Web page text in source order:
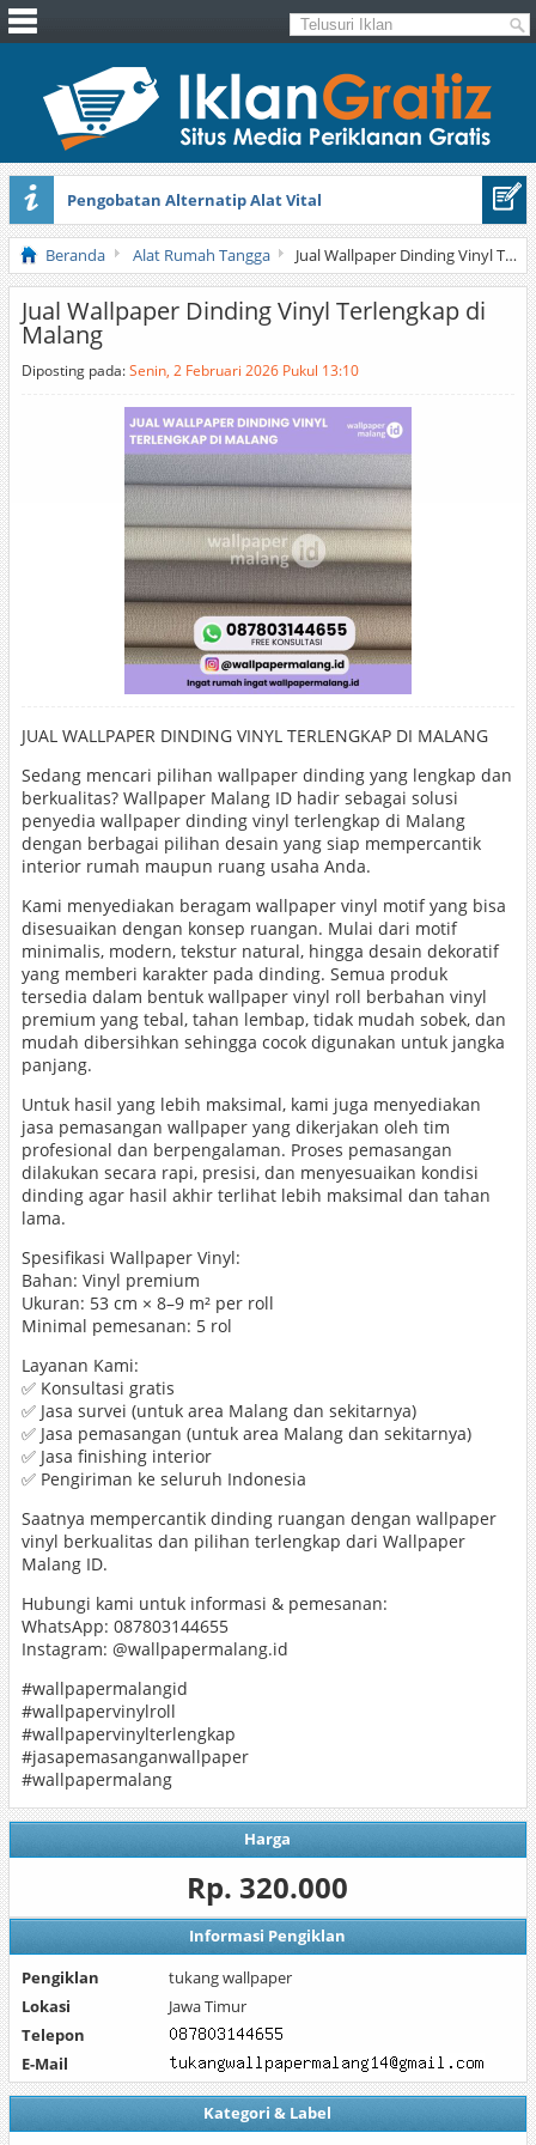
Pengobatan Alternatip Alat Vital
Pita Cantik Pesona
Beranda Alat Rumah Tangga Jual Wallpaper Dinding Vinyl Terlengkap di Malang
Jual Wallpaper Dinding Vinyl Terlengkap di
Malang
Diposting pada:Senin, 2 Februari 2026 Pukul 13:10
JUAL WALLPAPER DINDING VINYL TERLENGKAP DI MALANG
Sedang mencari pilihan wallpaper dinding yang lengkap dan
berkualitas? Wallpaper Malang ID hadir sebagai solusi
penyedia wallpaper dinding vinyl terlengkap di Malang
dengan berbagai pilihan desain yang siap mempercantik
interior rumah maupun ruang usaha Anda.
Kami menyediakan beragam wallpaper vinyl motif yang bisa
disesuaikan dengan konsep ruangan. Mulai dari motif
minimalis, modern, tekstur natural, hingga desain dekoratif
yang memberi karakter pada dinding. Semua produk
tersedia dalam bentuk wallpaper vinyl roll berbahan vinyl
premium yang tebal, tahan lembap, tidak mudah sobek, dan
mudah dibersihkan sehingga cocok digunakan untuk jangka
panjang.
Untuk hasil yang lebih maksimal, kami juga menyediakan
jasa pemasangan wallpaper yang dikerjakan oleh tim
profesional dan berpengalaman. Proses pemasangan
dilakukan secara rapi, presisi, dan menyesuaikan kondisi
dinding agar hasil akhir terlihat lebih maksimal dan tahan
lama.
Spesifikasi Wallpaper Vinyl:
Bahan: Vinyl premium
Ukuran: 53 cm × 8–9 m² per roll
Minimal pemesanan: 5 rol
Layanan Kami:
✅ Konsultasi gratis
✅ Jasa survei (untuk area Malang dan sekitarnya)
✅ Jasa pemasangan (untuk area Malang dan sekitarnya)
✅ Jasa finishing interior
✅ Pengiriman ke seluruh Indonesia
Saatnya mempercantik dinding ruangan dengan wallpaper
vinyl berkualitas dan pilihan terlengkap dari Wallpaper
Malang ID.
Hubungi kami untuk informasi & pemesanan:
WhatsApp: 087803144655
Instagram: @wallpapermalang.id
#wallpapermalangid
#wallpapervinylroll
#wallpapervinylterlengkap
#jasapemasanganwallpaper
#wallpapermalang
Harga
Rp. 320.000
Informasi Pengiklan
Pengiklan
tukang wallpaper
Lokasi
Jawa Timur
Telepon
E-Mail
Kategori & Label